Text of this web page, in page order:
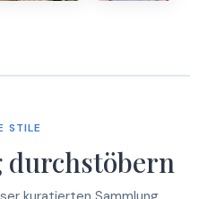
STILE
durchstöbern